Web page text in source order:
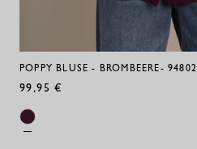
POPPY BLUSE - BROMBEERE- 94802
99,95 €